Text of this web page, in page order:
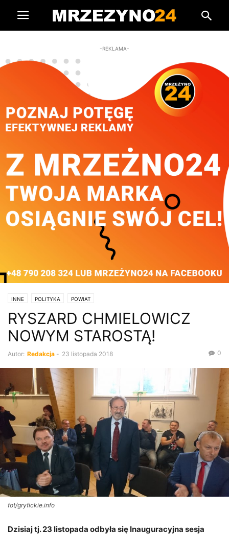
-REKLAMA-
INNE POLITYKA POWIAT
RYSZARD CHMIELOWICZ
NOWYM STAROSTĄ!
Autor: Redakcja - 23 listopada 2018 0
fot/gryfickie.info
Dzisiaj tj. 23 listopada odbyła się Inauguracyjna sesja